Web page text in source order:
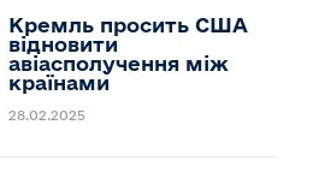
Кремль просить США
відновити
авіасполучення між
країнами
28.02.2025